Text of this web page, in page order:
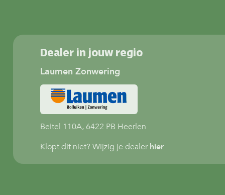
Dealer in jouw regio
Laumen Zonwering
Beitel 110A, 6422 PB Heerlen
Klopt dit niet? Wijzig je dealerhier